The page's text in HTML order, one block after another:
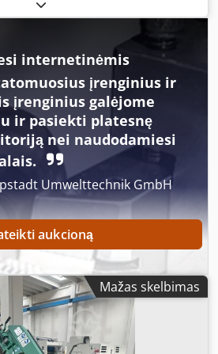
52 x 2,5 mm Variklio įtampa: 380 V,
plotas: 2100 x 2100 x 1470 mm
Dkedeznvnkopfx Afwer
internetinėmis
įrenginius ir
įrenginius galėjome
ir pasiekti platesnę
nei naudodamiesi
Umwelttechnik GmbH
aukcioną
Mažas skelbimas